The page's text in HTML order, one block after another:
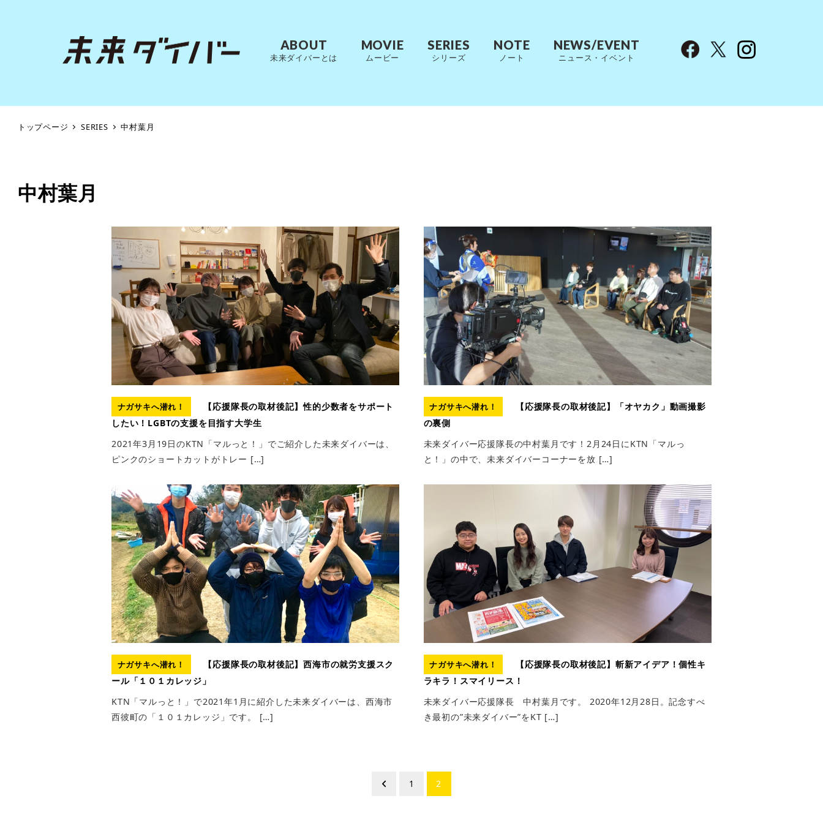
ABOUT
未来ダイバーとは
MOVIE
ムービー
SERIES
シリーズ
NOTE
ノート
NEWS/EVENT
ニュース・イベント
トップページ SERIES 中村葉月
中村葉月
ナガサキへ潜れ！
【応援隊長の取材後記】性的少数者をサポート
したい！LGBTの支援を目指す大学生
2021年3月19日のKTN「マルっと！」でご紹介した未来ダイバーは、
ピンクのショートカットがトレー […]
ナガサキへ潜れ！
【応援隊長の取材後記】「オヤカク」動画撮影
の裏側
未来ダイバー応援隊長の中村葉月です！2月24日にKTN「マルっ
と！」の中で、未来ダイバーコーナーを放 […]
ナガサキへ潜れ！
【応援隊長の取材後記】西海市の就労支援スク
ール「１０１カレッジ」
KTN「マルっと！」で2021年1月に紹介した未来ダイバーは、西海市
西彼町の「１０１カレッジ」です。 […]
ナガサキへ潜れ！
【応援隊長の取材後記】斬新アイデア！個性キ
ラキラ！スマイリース！
未来ダイバー応援隊長 中村葉月です。 2020年12月28日。記念すべ
き最初の”未来ダイバー”をKT […]
1 2